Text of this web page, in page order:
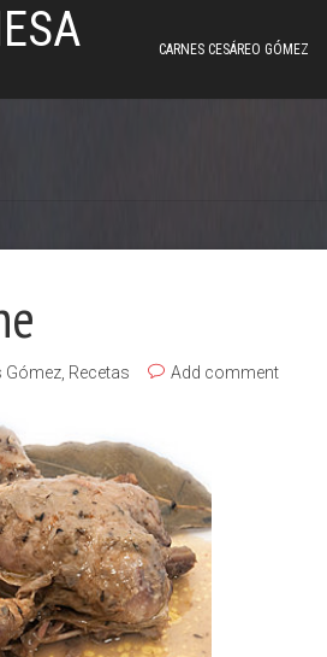
CARNES CESÁREO GÓMEZ
Gómez Recetas Add comment